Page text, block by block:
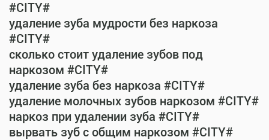
#CITY#
удаление зуба мудрости без наркоза
#CITY#
сколько стоит удаление зубов под
наркозом #CITY#
удаление зуба без наркоза #CITY#
удаление молочных зубов наркозом #CITY#
наркоз при удалении зуба #CITY#
вырвать зуб с общим наркозом #CITY#